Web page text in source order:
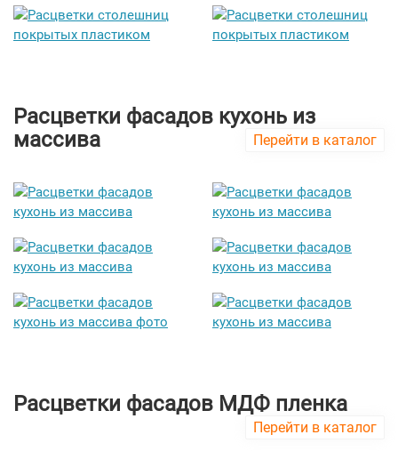
Расцветки фасадов кухонь из
массива
Перейти в каталог
Расцветки фасадов МДФ пленка
Перейти в каталог